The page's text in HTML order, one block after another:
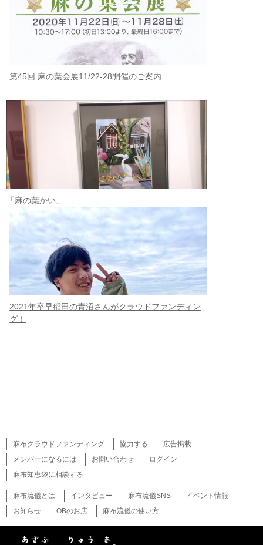
第45回 麻の葉会展11/22-28開催のご案内
「麻の葉かい」
2021年卒早稲田の青沼さんがクラウドファンディン
グ！
麻布クラウドファンディング 協力する
広告掲載
メンバーになるには
お問い合わせ
ログイン
麻布知恵袋に相談する
麻布流儀とは インタビュー 麻布流儀SNS
イベント情報
お知らせ
OBのお店 麻布流儀の使い方